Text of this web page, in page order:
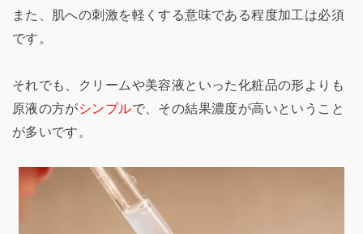
また、肌への刺激を軽くする意味である程度加工は必須
です。
それでも、クリームや美容液といった化粧品の形よりも
原液の方がシンプルで、その結果濃度が高いということ
が多いです。